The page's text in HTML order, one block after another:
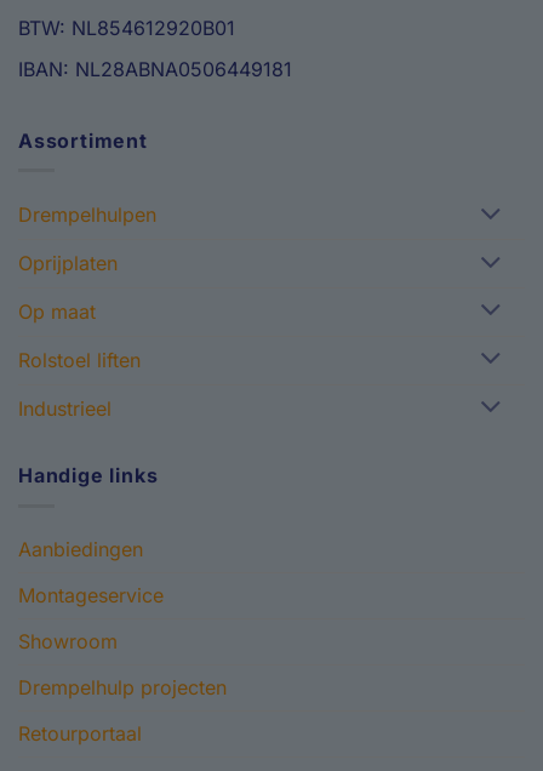
BTW: NL854612920B01
IBAN: NL28ABNA0506449181
Assortiment
Drempelhulpen
Oprijplaten
Op maat
Rolstoel liften
Industrieel
Handige links
Aanbiedingen
Montageservice
Showroom
Drempelhulp projecten
Retourportaal